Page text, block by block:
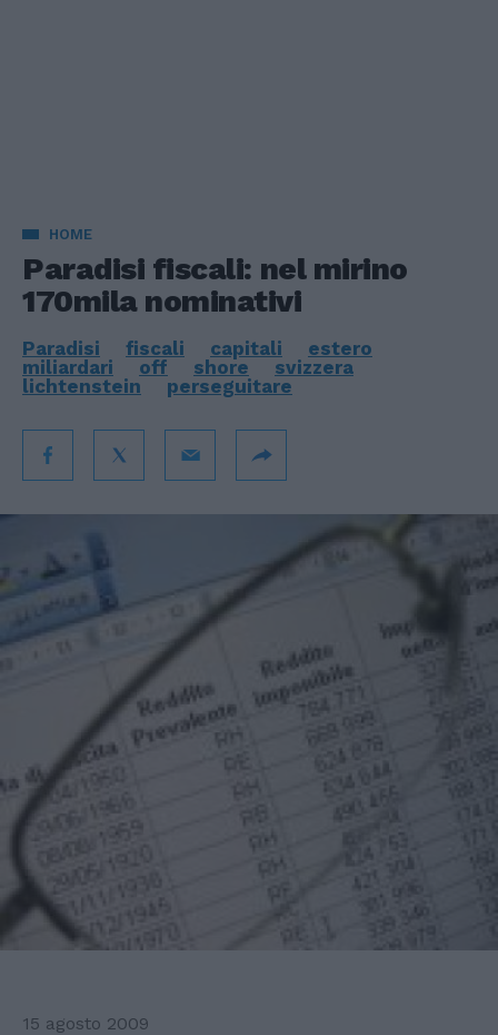
HOME
Paradisi fiscali: nel mirino
170mila nominativi
Paradisi fiscali capitali
estero
miliardari
off shore
svizzera
lichtenstein
perseguitare
15 agosto 2009